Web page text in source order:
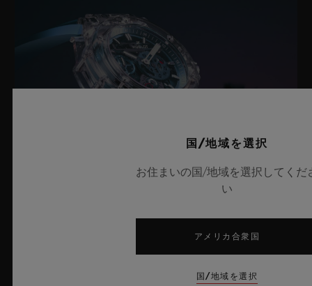
ビッグ・バン サファイア スカイブルー
国/地域を選択
お住まいの国/地域を選択してくだ
い
アメリカ合衆国
国/地域を選択